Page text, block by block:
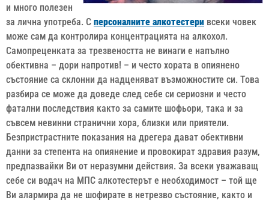
и много полезен
за лична употреба. С персоналните алкотестери всеки човек
може сам да контролира концентрацията на алкохол.
Самопреценката за трезвеността не винаги е напълно
обективна – дори напротив! – и често хората в опиянено
състояние са склонни да надценяват възможностите си. Това
разбира се може да доведе след себе си сериозни и често
фатални последствия както за самите шофьори, така и за
съвсем невинни странични хора, близки или приятели.
Безпристрастните показания на дрегера дават обективни
данни за степента на опиянение и провокират здравия разум,
предпазвайки Ви от неразумни действия. За всеки уважаващ
себе си водач на МПС алкотестерът е необходимост – той ще
Ви алармира да не шофирате в нетрезво състояние, както и